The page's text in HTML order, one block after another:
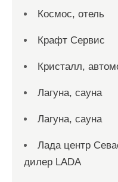
Космос, отель
Крафт Сервис
Кристалл,
Лагуна, сауна
Лагуна, сауна
Лада центр
дилер LADA